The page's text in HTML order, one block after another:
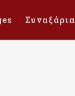
Συναξάρια